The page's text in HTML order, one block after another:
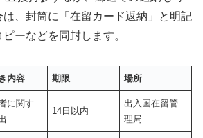
、封筒に「在留カード返納」と明記
ーなどを同封します。
内容 期限 場所
に関す
14日以内
出入国在留管
理局